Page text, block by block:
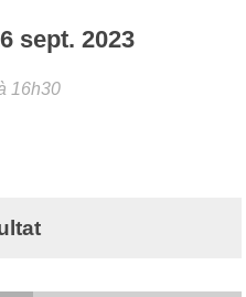
sept. 2023
16h30